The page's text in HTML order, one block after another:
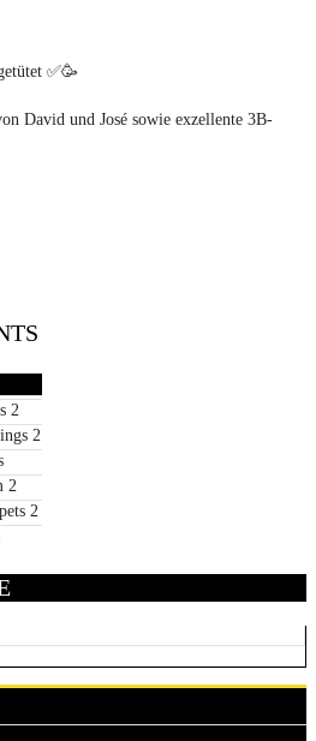
✅🥳
David und José sowie exzellente 3B-
2
2
2
2